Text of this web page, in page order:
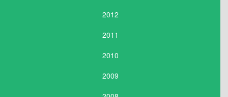
2012
2011
2010
2009